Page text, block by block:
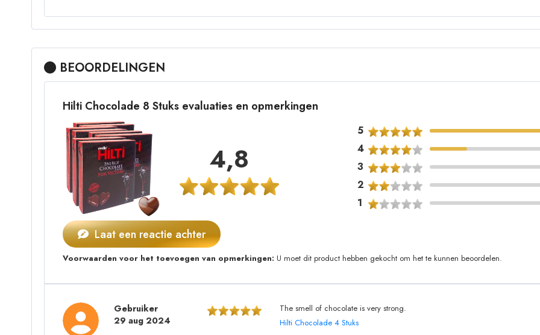
BEOORDELINGEN
Hilti Chocolade 8 Stuks evaluaties en opmerkingen
4,8
5
4
3
2
1
Laat een reactie achter
Voorwaarden voor het toevoegen van opmerkingen: U moet dit product hebben gekocht om het te kunnen beoordelen.
Gebruiker
29 aug 2024
The smell of chocolate is very strong.
Hilti Chocolade 4 Stuks